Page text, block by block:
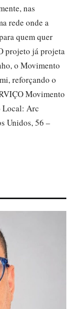
nas
rede onde a
quem quer
projeto já projeta
o Movimento
reforçando o
Movimento
Local: Arc
Unidos, 56 –